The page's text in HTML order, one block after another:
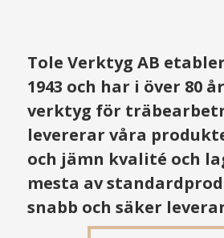
Tole Verktyg AB
1943 och har i över 80
verktyg för
levererar våra
och jämn kvalité och
mesta av
snabb och säker